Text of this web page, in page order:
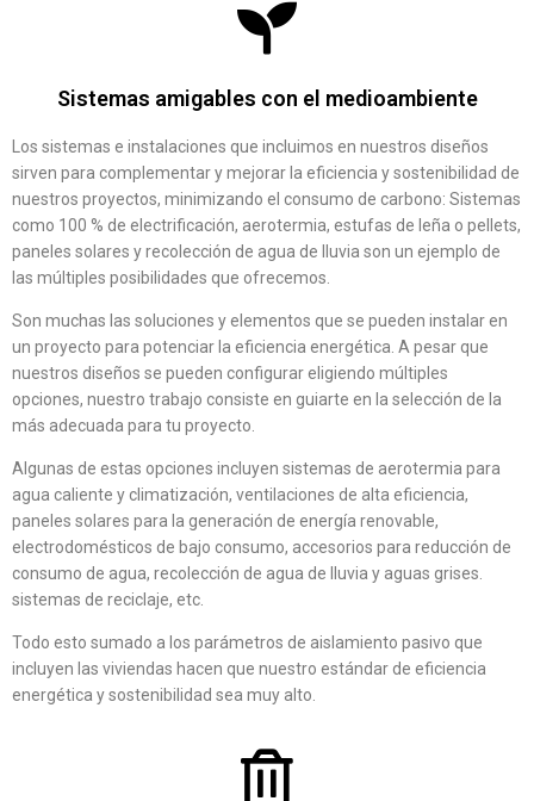
Sistemas amigables con el medioambiente
Los sistemas e instalaciones que incluimos en nuestros diseños
sirven para complementar y mejorar la eficiencia y sostenibilidad de
nuestros proyectos, minimizando el consumo de carbono: Sistemas
como 100 % de electrificación, aerotermia, estufas de leña o pellets,
paneles solares y recolección de agua de lluvia son un ejemplo de
las múltiples posibilidades que ofrecemos.
Son muchas las soluciones y elementos que se pueden instalar en
un proyecto para potenciar la eficiencia energética. A pesar que
nuestros diseños se pueden configurar eligiendo múltiples
opciones, nuestro trabajo consiste en guiarte en la selección de la
más adecuada para tu proyecto.
Algunas de estas opciones incluyen sistemas de aerotermia para
agua caliente y climatización, ventilaciones de alta eficiencia,
paneles solares para la generación de energía renovable,
electrodomésticos de bajo consumo, accesorios para reducción de
consumo de agua, recolección de agua de lluvia y aguas grises.
sistemas de reciclaje, etc.
Todo esto sumado a los parámetros de aislamiento pasivo que
incluyen las viviendas hacen que nuestro estándar de eficiencia
energética y sostenibilidad sea muy alto.